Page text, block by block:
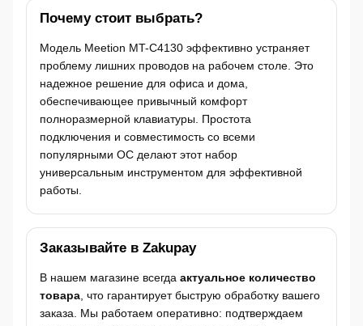
Почему стоит выбрать?
Модель Meetion MT-C4130 эффективно устраняет
проблему лишних проводов на рабочем столе. Это
надежное решение для офиса и дома,
обеспечивающее привычный комфорт
полноразмерной клавиатуры. Простота
подключения и совместимость со всеми
популярными ОС делают этот набор
универсальным инструментом для эффективной
работы.
Заказывайте в Zakupay
В нашем магазине всегда актуальное количество
товара , что гарантирует быструю обработку вашего
заказа. Мы работаем оперативно: подтверждаем